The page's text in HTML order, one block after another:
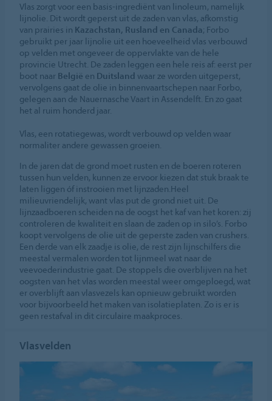
Vlas zorgt voor een basis-ingrediënt van linoleum, namelijk
lijnolie. Dit wordt geperst uit de zaden van vlas, afkomstig
van prairies in Kazachstan, Rusland en Canada; Forbo
gebruikt per jaar lijnolie uit een hoeveelheid vlas verbouwd
op velden met ongeveer de oppervlakte van de hele
provincie Utrecht. De zaden leggen een hele reis af: eerst per
boot naar België en Duitsland waar ze worden uitgeperst,
vervolgens gaat de olie in binnenvaartschepen naar Forbo,
gelegen aan de Nauernasche Vaart in Assendelft. En zo gaat
het al ruim honderd jaar.
Vlas, een rotatiegewas, wordt verbouwd op velden waar
normaliter andere gewassen groeien.
In de jaren dat de grond moet rusten en de boeren roteren
tussen hun velden, kunnen ze ervoor kiezen dat stuk braak te
laten liggen óf instrooien met lijnzaden.Heel
milieuvriendelijk, want vlas put de grond niet uit. De
lijnzaadboeren scheiden na de oogst het kaf van het koren: zij
controleren de kwaliteit en slaan de zaden op in silo’s. Forbo
koopt vervolgens de olie uit de geperste zaden van crushers.
Een derde van elk zaadje is olie, de rest zijn lijnschilfers die
meestal vermalen worden tot lijnmeel wat naar de
veevoederindustrie gaat. De stoppels die overblijven na het
oogsten van het vlas worden meestal weer omgeploegd, wat
er overblijft aan vlasvezels kan opnieuw gebruikt worden
voor bijvoorbeeld het maken van isolatieplaten. Zo is er is
geen restafval in dit circulaire maakproces.
Vlasvelden